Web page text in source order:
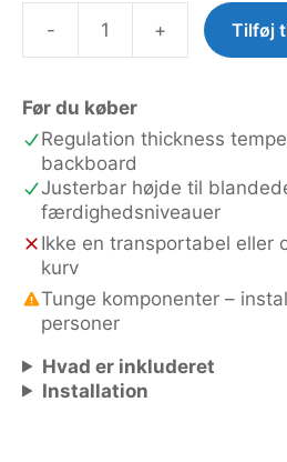
-
MegaSlam
60
+ Tilføj
Før du køber
Regulation thickness
backboard
Justerbar højde til
færdighedsniveauer
Ikke en transportabel eller
kurv
Tunge komponenter –
personer
Hvad er inkluderet
Installation